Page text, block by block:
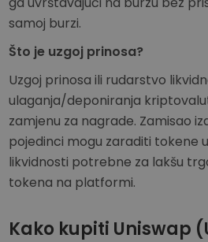
samoj burzi.
Što je uzgoj prinosa?
Uzgoj prinosa ili rudarstvo
ulaganja/deponiranja
zamjenu za nagrade. Zamisao
pojedinci mogu zaraditi tokene
likvidnosti potrebne za lakšu
tokena na platformi.
Kako kupiti Uniswap